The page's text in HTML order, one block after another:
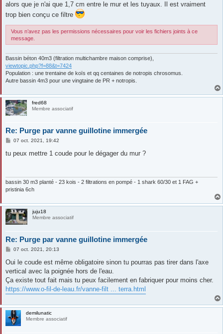
alors que je n'ai que 1,7 cm entre le mur et les tuyaux. Il est vraiment
trop bien conçu ce filtre
Vous n’avez pas les permissions nécessaires pour voir les fichiers joints à ce
message.
Bassin béton 40m3 (filtration multichambre maison comprise),
viewtopic.php?f=88&t=7424
Population : une trentaine de koïs et qq centaines de notropis chrosomus.
Autre bassin 4m3 pour une vingtaine de PR + notropis.
fred68
Membre associatif
Re: Purge par vanne guillotine immergée
M
s
s
07 oct. 2021, 19:42
tu peux mettre 1 coude pour le dégager du mur ?
bassin 30 m3 planté - 23 kois - 2 filtrations en pompé - 1 shark 60/30 et 1 FAG +
pristinia 6ch
juju18
Membre associatif
Re: Purge par vanne guillotine immergée
M
s
a
g
07 oct. 2021, 20:13
Oui le coude est même obligatoire sinon tu pourras pas tirer dans l'axe
vertical avec la poignée hors de l'eau.
Ça existe tout fait mais tu peux facilement en fabriquer pour moins cher.
https://www.o-fil-de-leau.fr/vanne-filt ... terra.html
demilunatic
Membre associatif